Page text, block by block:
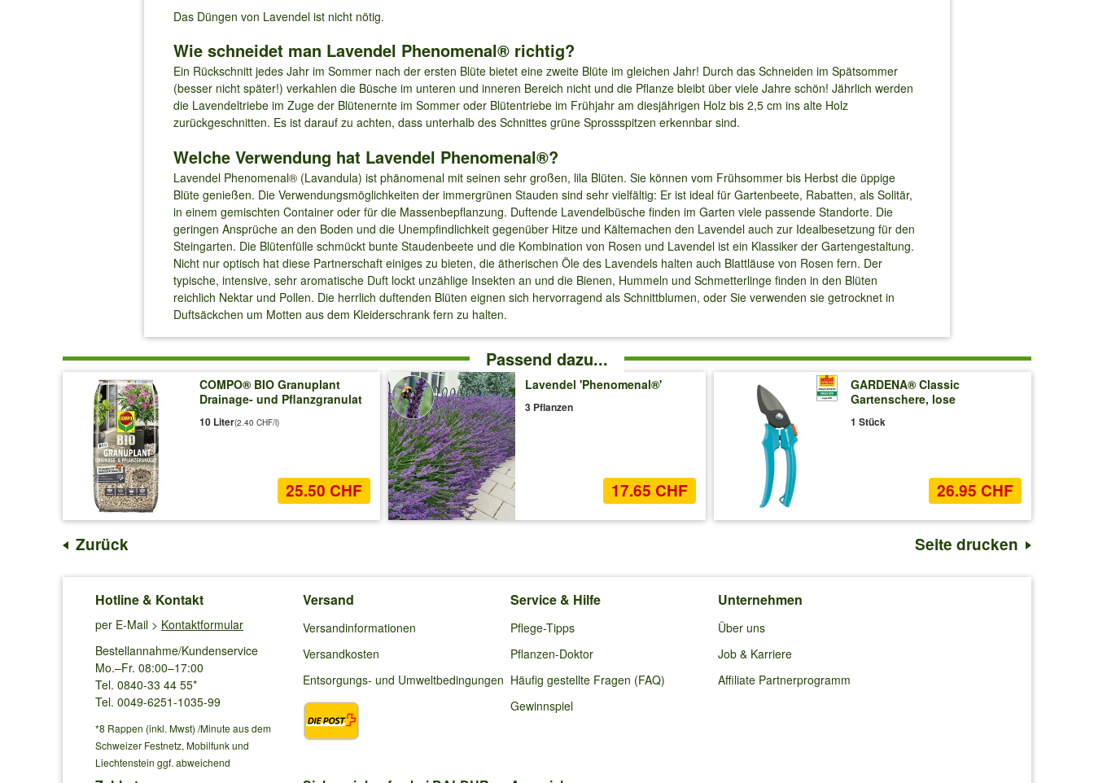
Das Düngen von Lavendel ist nicht nötig.
Wie schneidet man Lavendel Phenomenal® richtig?
Ein Rückschnitt jedes Jahr im Sommer nach der ersten Blüte bietet eine zweite Blüte im gleichen Jahr! Durch das Schneiden im Spätsommer
(besser nicht später!) verkahlen die Büsche im unteren und inneren Bereich nicht und die Pflanze bleibt über viele Jahre schön! Jährlich werden
die Lavendeltriebe im Zuge der Blütenernte im Sommer oder Blütentriebe im Frühjahr am diesjährigen Holz bis 2,5 cm ins alte Holz
zurückgeschnitten. Es ist darauf zu achten, dass unterhalb des Schnittes grüne Sprossspitzen erkennbar sind.
Welche Verwendung hat Lavendel Phenomenal®?
Lavendel Phenomenal® (Lavandula) ist phänomenal mit seinen sehr großen, lila Blüten. Sie können vom Frühsommer bis Herbst die üppige
Blüte genießen. Die Verwendungsmöglichkeiten der immergrünen Stauden sind sehr vielfältig: Er ist ideal für Gartenbeete, Rabatten, als Solitär,
in einem gemischten Container oder für die Massenbepflanzung. Duftende Lavendelbüsche finden im Garten viele passende Standorte. Die
geringen Ansprüche an den Boden und die Unempfindlichkeit gegenüber Hitze und Kältemachen den Lavendel auch zur Idealbesetzung für den
Steingarten. Die Blütenfülle schmückt bunte Staudenbeete und die Kombination von Rosen und Lavendel ist ein Klassiker der Gartengestaltung.
Nicht nur optisch hat diese Partnerschaft einiges zu bieten, die ätherischen Öle des Lavendels halten auch Blattläuse von Rosen fern. Der
typische, intensive, sehr aromatische Duft lockt unzählige Insekten an und die Bienen, Hummeln und Schmetterlinge finden in den Blüten
reichlich Nektar und Pollen. Die herrlich duftenden Blüten eignen sich hervorragend als Schnittblumen, oder Sie verwenden sie getrocknet in
Duftsäckchen um Motten aus dem Kleiderschrank fern zu halten.
Passend dazu...
COMPO® BIO Granuplant
Drainage- und Pflanzgranulat
10 Liter
25.50 CHF
(2.40 CHF/l)
Lavendel 'Phenomenal®'
3 Pflanzen
17.65 CHF
GARDENA® Classic
Gartenschere, lose
1 Stück
26.95 CHF
Zurück Seite drucken
Hotline & Kontakt
per E-Mail > Kontaktformular
Bestellannahme/Kundenservice
Mo.–Fr. 08:00–17:00
Tel. 0840-33 44 55*
Tel. 0049-6251-1035-99
*8 Rappen (inkl. Mwst) /Minute aus dem
Schweizer Festnetz, Mobilfunk und
Liechtenstein ggf. abweichend
Versand
Versandinformationen
Versandkosten
Entsorgungs- und Umweltbedingungen
Service & Hilfe
Pflege-Tipps
Pflanzen-Doktor
Häufig gestellte Fragen (FAQ)
Gewinnspiel
Unternehmen
Über uns
Job & Karriere
Affiliate Partnerprogramm